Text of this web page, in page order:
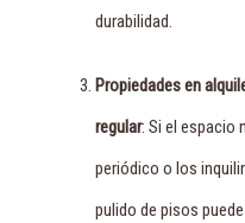
durabilidad.
Propiedades en
regular: Si el espacio
periódico o los
pulido de pisos